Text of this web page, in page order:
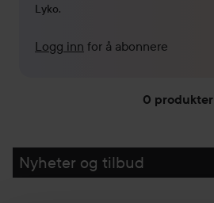
Lyko.
Logg inn for å abonnere
0 produkter
GÅ TIL FILTRE
Nyheter og tilbud